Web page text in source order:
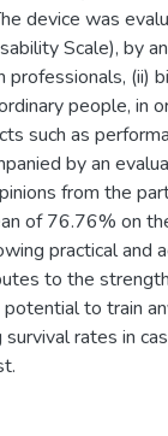
device was
Scale), by
professionals, (ii)
people, in
such as
by an
from the
of 76.76% on
practical and
to the
to train
rates in